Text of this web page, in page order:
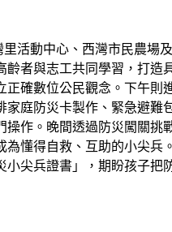
活動中心、西灣市民農場
者與志工共同學習，打造
確數位公民觀念。下午則
庭防災卡製作、緊急避難
作。晚間透過防災闖關挑
懂得自救、互助的小尖兵
尖兵證書」，期盼孩子把